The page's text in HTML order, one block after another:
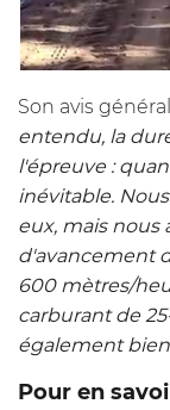
Son avis
entendu, la
l'épreuve :
inévitable.
eux, mais nous
d'avancement
600 mètres/
carburant de
également
Pour en